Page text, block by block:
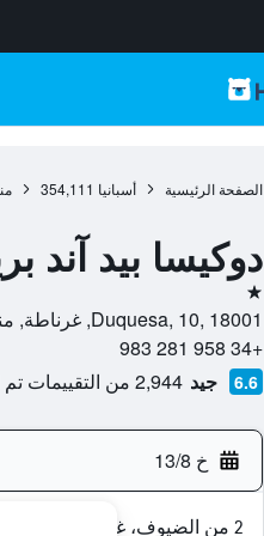
الصفحة الرئيسية أسبانيا 354,111
دوكيسا بيد آند
نجمة واحدة
Duquesa, 10, 18001, غرناطة, منطقة أندلوسيا, أسبانيا
+34 958 281 983
6.6 جيد 2,944 من التقييمات تم التحقق منها
خ 13/8
2 من الضيوف، غرفة واحدة